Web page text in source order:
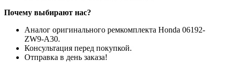
Почему выбирают нас?
Аналог оригинального ремкомплекта Honda 06192-
ZW9-A30.
Консультация перед покупкой.
Отправка в день заказа!